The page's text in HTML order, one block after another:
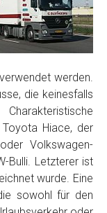
werden.
die keinesfalls
Hiace, der
Volkswagen-
Bulli. Letzterer ist
wurde. Eine
sowohl für den